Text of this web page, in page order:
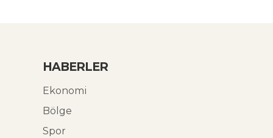
HABERLER
Ekonomi
Bölge
Spor